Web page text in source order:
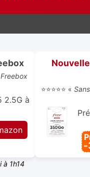
2.5G à
Nouvelle
⭐⭐⭐⭐⭐ «
-
à 1h14